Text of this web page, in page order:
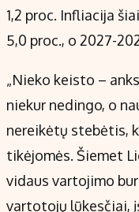
1,2 proc. Infliacija
5,0 proc., o 2027-
„Nieko keisto –
niekur nedingo, o
nereikėtų stebėtis,
tikėjomės. Šiemet
vidaus vartojimo
vartotojų lūkesčiai,